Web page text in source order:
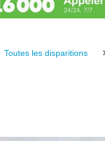
Toutes les disparitions